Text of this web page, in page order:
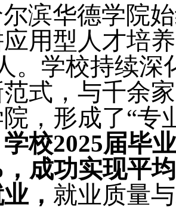
滨华德学院
用型人才培
。学校持续深
式，与千余
，形成了“专
学校2025届毕
成功实现平
， 就业质量